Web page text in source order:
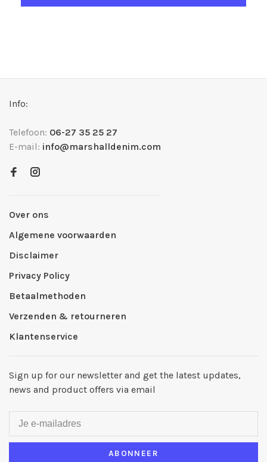
Info:
Telefoon: 06-27 35 25 27
E-mail: info@marshalldenim.com
Over ons
Algemene voorwaarden
Disclaimer
Privacy Policy
Betaalmethoden
Verzenden & retourneren
Klantenservice
Sign up for our newsletter and get the latest updates,
news and product offers via email
ABONNEER